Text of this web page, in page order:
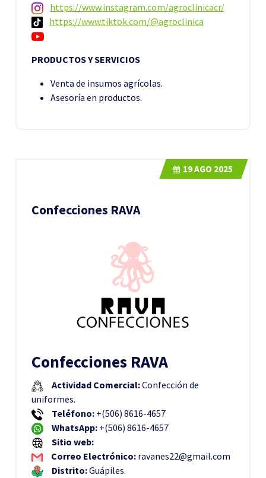
https://www.instagram.com/agroclinicacr/
https://www.tiktok.com/@agroclinica
PRODUCTOS Y SERVICIOS
Venta de insumos agrícolas.
Asesoría en productos.
Confecciones RAVA
19AGO 2025
Confecciones RAVA
Actividad Comercial:Confección de
uniformes.
Teléfono: +(506) 8616-4657
WhatsApp: +(506) 8616-4657
Sitio web:
Correo Electrónico: ravanes22@gmail.com
Distrito:Guápiles.